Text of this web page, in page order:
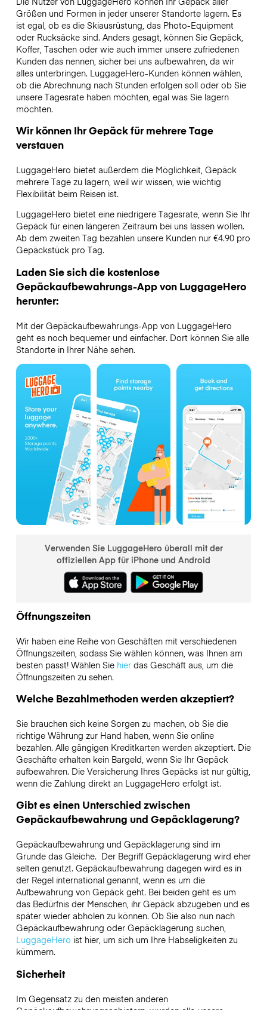
Größen und Formen in jeder unserer Standorte lagern. Es
ist egal, ob es die Skiausrüstung, das Photo-Equipment
oder Rucksäcke sind. Anders gesagt, können Sie Gepäck,
Koffer, Taschen oder wie auch immer unsere zufriedenen
Kunden das nennen, sicher bei uns aufbewahren, da wir
alles unterbringen. LuggageHero-Kunden können wählen,
ob die Abrechnung nach Stunden erfolgen soll oder ob Sie
unsere Tagesrate haben möchten, egal was Sie lagern
möchten.
Wir können Ihr Gepäck für mehrere Tage
verstauen
LuggageHero bietet außerdem die Möglichkeit, Gepäck
mehrere Tage zu lagern, weil wir wissen, wie wichtig
Flexibilität beim Reisen ist.
LuggageHero bietet eine niedrigere Tagesrate, wenn Sie Ihr
Gepäck für einen längeren Zeitraum bei uns lassen wollen.
Ab dem zweiten Tag bezahlen unsere Kunden nur €4.90 pro
Gepäckstück pro Tag.
Laden Sie sich die kostenlose
Gepäckaufbewahrungs-App von LuggageHero
herunter:
Mit der Gepäckaufbewahrungs-App von LuggageHero
geht es noch bequemer und einfacher. Dort können Sie alle
Standorte in Ihrer Nähe sehen.
Verwenden Sie LuggageHero überall mit der
offiziellen App für iPhone und Android
Öffnungszeiten
Wir haben eine Reihe von Geschäften mit verschiedenen
Öffnungszeiten, sodass Sie wählen können, was Ihnen am
besten passt! Wählen Sie hierdas Geschäft aus, um die
Öffnungszeiten zu sehen.
Welche Bezahlmethoden werden akzeptiert?
Sie brauchen sich keine Sorgen zu machen, ob Sie die
richtige Währung zur Hand haben, wenn Sie online
bezahlen. Alle gängigen Kreditkarten werden akzeptiert. Die
Geschäfte erhalten kein Bargeld, wenn Sie Ihr Gepäck
aufbewahren. Die Versicherung Ihres Gepäcks ist nur gültig,
wenn die Zahlung direkt an LuggageHero erfolgt ist.
Gibt es einen Unterschied zwischen
Gepäckaufbewahrung und Gepäcklagerung?
Gepäckaufbewahrung und Gepäcklagerung sind im
Grunde das Gleiche. Der Begriff Gepäcklagerung wird eher
selten genutzt. Gepäckaufbewahrung dagegen wird es in
der Regel international genannt, wenn es um die
Aufbewahrung von Gepäck geht. Bei beiden geht es um
das Bedürfnis der Menschen, ihr Gepäck abzugeben und es
später wieder abholen zu können. Ob Sie also nun nach
Gepäckaufbewahrung oder Gepäcklagerung suchen,
LuggageHero ist hier, um sich um Ihre Habseligkeiten zu
kümmern.
Sicherheit
Im Gegensatz zu den meisten anderen